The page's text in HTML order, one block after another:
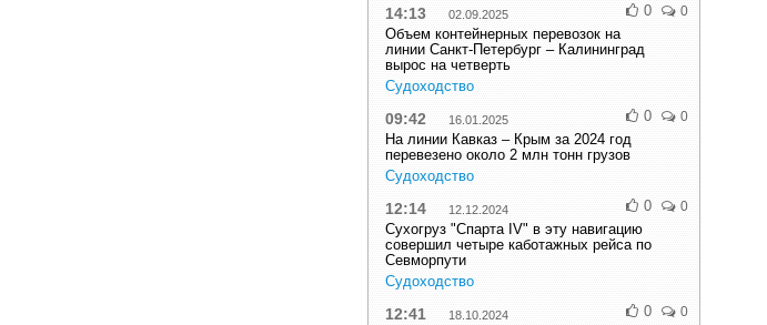
14:13 02.09.2025
Объем контейнерных перевозок на
линии Санкт-Петербург – Калининград
вырос на четверть
Судоходство
0 0
09:42 16.01.2025
На линии Кавказ – Крым за 2024 год
перевезено около 2 млн тонн грузов
Судоходство
0 0
12:14 12.12.2024
Сухогруз "Спарта IV" в эту навигацию
совершил четыре каботажных рейса по
Севморпути
Судоходство
0 0
12:41 18.10.2024 0 0